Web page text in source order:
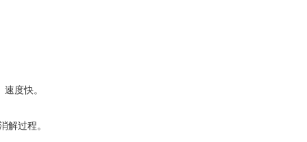
度快。
解过程。